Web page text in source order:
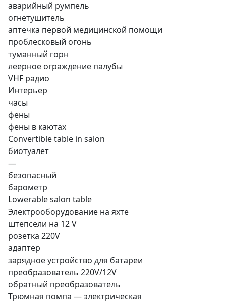
аварийный румпель
огнетушитель
аптечка первой медицинской помощи
проблесковый огонь
туманный горн
леерное ограждение палубы
VHF радио
Интерьер
часы
фены
фены в каютах
Convertible table in salon
биотуалет
—
безопасный
барометр
Lowerable salon table
Электрооборудование на яхте
штепсели на 12 V
розетка 220V
адаптер
зарядное устройство для батареи
преобразователь 220V/12V
обратный преобразователь
Трюмная помпа — электрическая